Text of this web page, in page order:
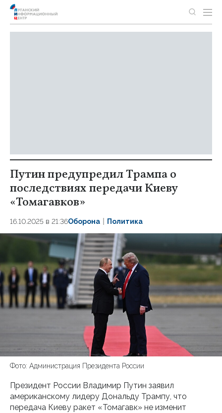
Путин предупредил Трампа о
последствиях передачи Киеву
«Томагавков»
16.10.2025 в 21:36Оборона Политика
Фото: Администрация Президента России
Президент России Владимир Путин заявил
американскому лидеру Дональду Трампу, что
передача Киеву ракет «Томагавк» не изменит